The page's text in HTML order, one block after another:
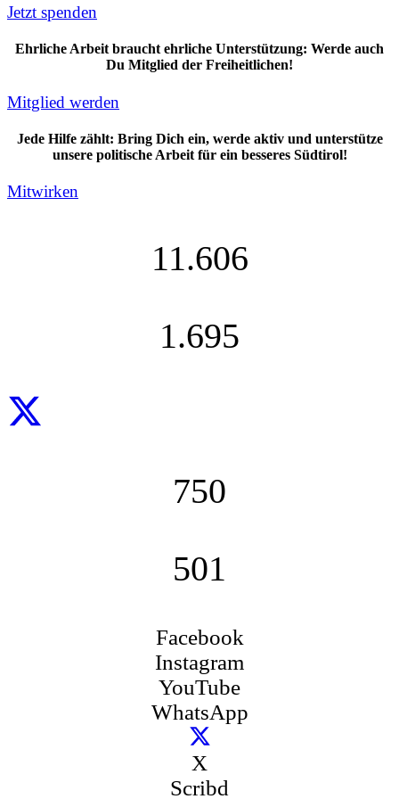
Jetzt spenden
Ehrliche Arbeit braucht ehrliche Unterstützung: Werde auch
Du Mitglied der Freiheitlichen!
Mitglied werden
Jede Hilfe zählt: Bring Dich ein, werde aktiv und unterstütze
unsere politische Arbeit für ein besseres Südtirol!
Mitwirken
11.606
1.695
750
501
Facebook
Instagram
YouTube
WhatsApp
X
Scribd